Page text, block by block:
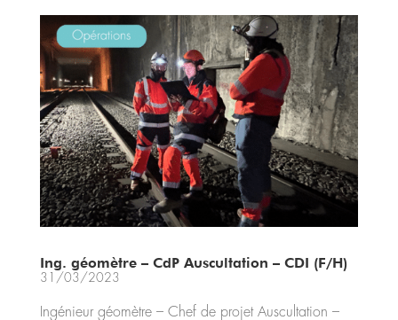
Ing. géomètre – CdP Auscultation – CDI (F/H)
31/03/2023
Ingénieur géomètre – Chef de projet Auscultation –